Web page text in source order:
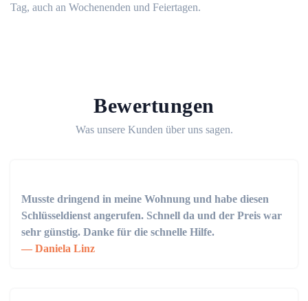
Tag, auch an Wochenenden und Feiertagen.
Bewertungen
Was unsere Kunden über uns sagen.
Musste dringend in meine Wohnung und habe diesen
Schlüsseldienst angerufen. Schnell da und der Preis war
sehr günstig. Danke für die schnelle Hilfe.
Daniela Linz